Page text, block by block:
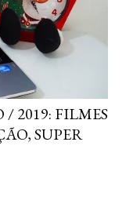
/ 2019: FILMES
SUPER